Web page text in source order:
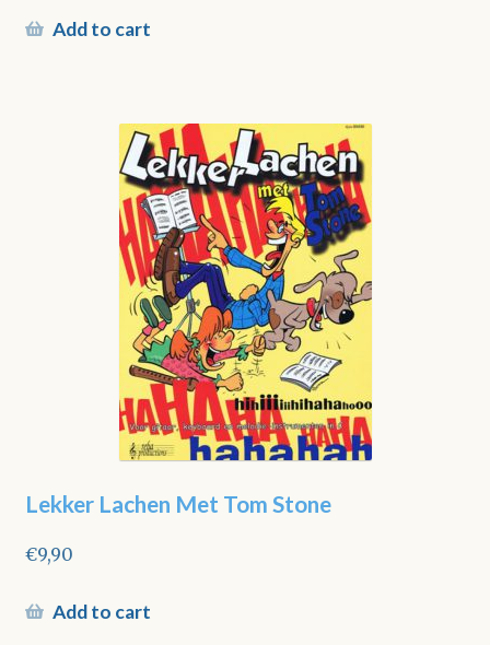
Add to cart
Lekker Lachen Met Tom Stone
€9,90
Add to cart